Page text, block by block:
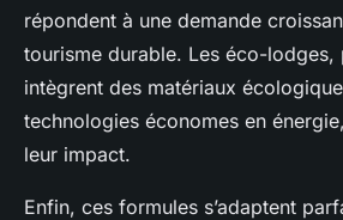
répondent à une demande
tourisme durable. Les éco-lodges,
intègrent des matériaux
technologies économes en
leur impact.
Enfin, ces formules s’adaptent